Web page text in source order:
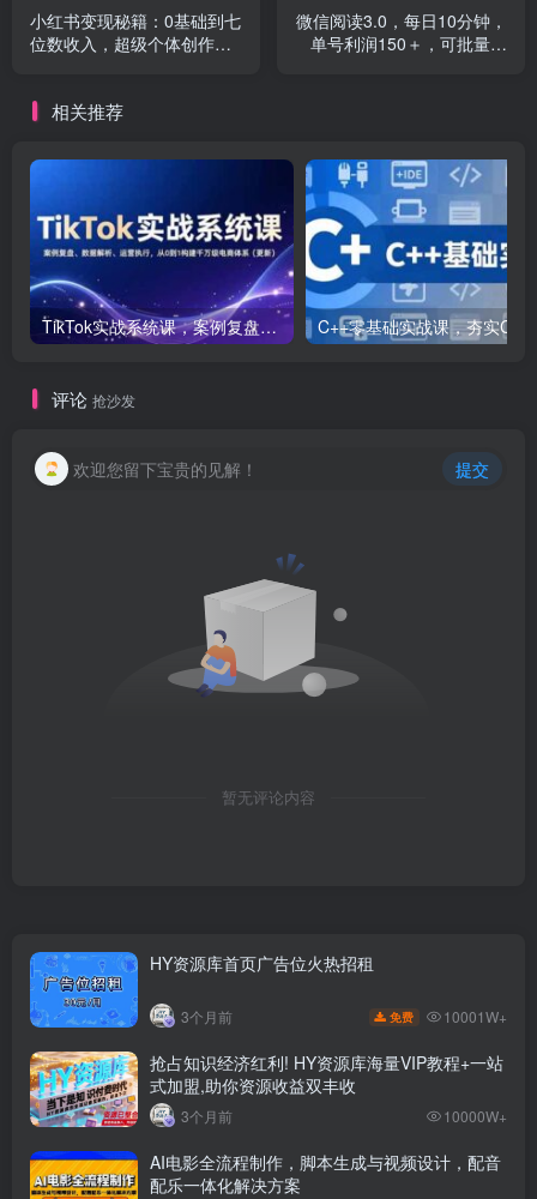
小红书变现秘籍：0基础到七
位数收入，超级个体创作者
微信阅读3.0，每日10分钟，
单号利润150＋，可批量放
相关推荐
TikTok实战系统课，案例复盘、数据解析、运营执行，从0到1构建千万级电商体系（更新）
评论 抢沙发
欢迎您留下宝贵的见解！ 提交
暂无评论内容
HY资源库首页广告位火热招租
3个月前 免费 10001W+
抢占知识经济红利! HY资源库海量VIP教程+一站
式加盟,助你资源收益双丰收
3个月前 10000W+
AI电影全流程制作，脚本生成与视频设计，配音
配乐一体化解决方案